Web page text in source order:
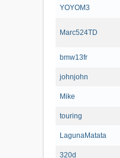
YOYOM3
Marc524TD
bmw13fr
johnjohn
Mike
touring
LagunaMatata
320d